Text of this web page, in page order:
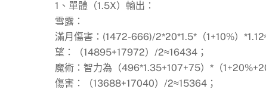
1、單體（1.5X）輸出：
雪露：
滿月傷害：(1472-666)/2*20*1.5*（1+10%）
望：（14895+17972）/2≈16434；
魔術：智力為（496*1.35+107+75）*（
傷害：（13688+17040）/2≈15364；